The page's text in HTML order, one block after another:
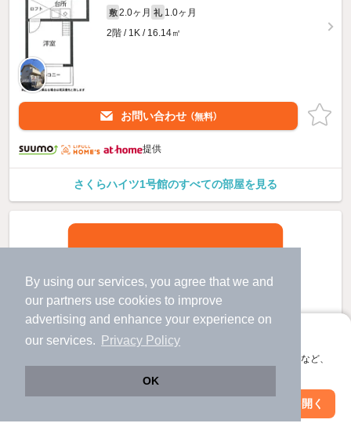
By using our services, you agree that we and
our partners use cookies to improve
advertising and enhance your experience on
our services.
Privacy Policy
OK
アプリに切り替えて、サクサクお部屋探し
会員登録なしですぐ使える。マップ検索やお気に入り保存など、
アプリを開く
敷 2.0ヶ月 礼 1.0ヶ月
2階 / 1K / 16.14㎡
お問い合わせ （無料）
提供
さくらハイツ1号館のすべての部屋を見る
絞り込み条件を変更